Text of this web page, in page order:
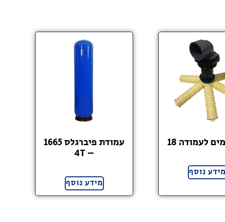
לעמודה 18
נוסף
עמודת פיברגלס 1665
– 4T
מידע נוסף